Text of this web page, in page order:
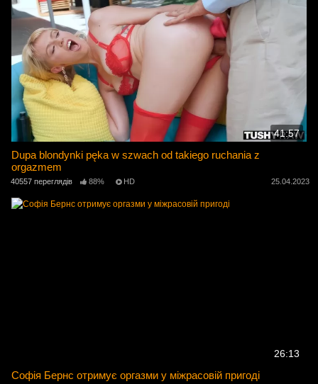
41:57
Dupa blondynki pęka w szwach od takiego ruchania z
orgazmem
40557 переглядів 88% HD 25.04.2023
26:13
Софія Бернс отримує оргазми у міжрасовій пригоді